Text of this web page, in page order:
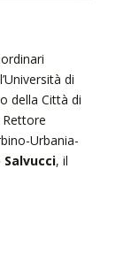
di
della Città di
Urbania-
Salvucci, il